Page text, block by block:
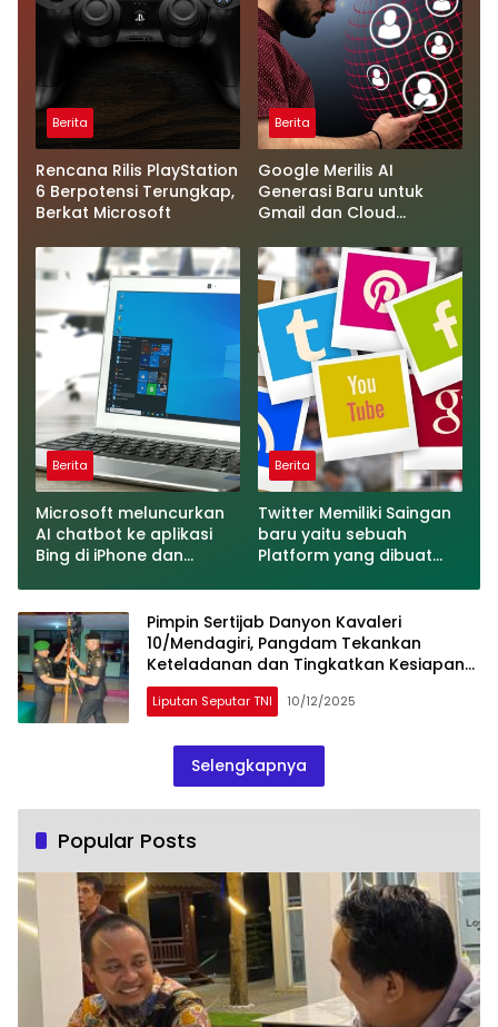
Berita
Rencana Rilis PlayStation
6 Berpotensi Terungkap,
Berkat Microsoft
Berita
Google Merilis AI
Generasi Baru untuk
Gmail dan Cloud
Berita
Microsoft meluncurkan
AI chatbot ke aplikasi
Bing di iPhone dan
Berita
Twitter Memiliki Saingan
baru yaitu sebuah
Platform yang dibuat
Pimpin Sertijab Danyon Kavaleri
10/Mendagiri, Pangdam Tekankan
Keteladanan dan Tingkatkan Kesiapan
Operasional Satuan
Liputan Seputar TNI 10/12/2025
Selengkapnya
Popular Posts